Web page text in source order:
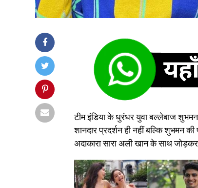
टीम इंडिया के धुरंधर युवा बल्लेबाज
शानदार प्रदर्शन ही नहीं बल्कि शुभमन
अदाकारा सारा अली खान के साथ